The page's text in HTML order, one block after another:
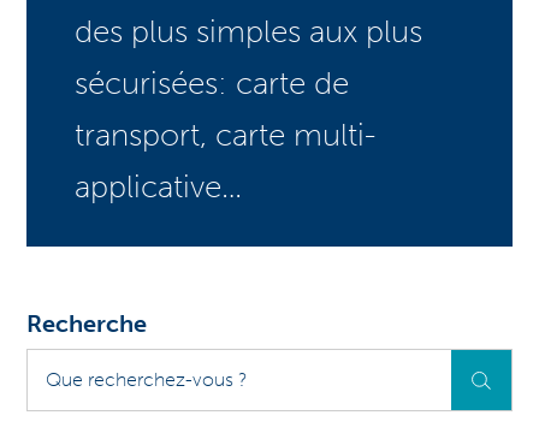
des plus simples aux plus
sécurisées: carte de
transport, carte multi-
applicative…
Recherche
recherchez-
vous